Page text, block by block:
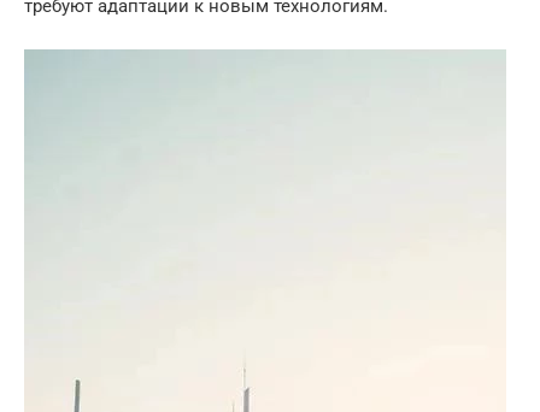
требуют адаптации к новым технологиям.